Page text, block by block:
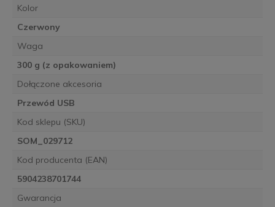
Kolor
Czerwony
Waga
300 g (z opakowaniem)
Dołączone akcesoria
Przewód USB
Kod sklepu (SKU)
SOM_029712
Kod producenta (EAN)
5904238701744
Gwarancja